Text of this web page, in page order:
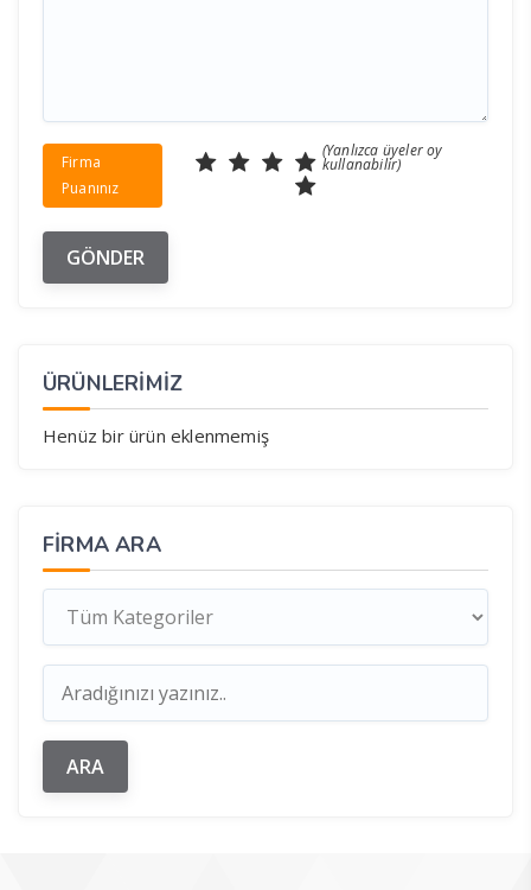
Firma
Puanınız
(Yanlızca üyeler oy
kullanabilir)
ÜRÜNLERİMİZ
Henüz bir ürün eklenmemiş
FIRMA ARA